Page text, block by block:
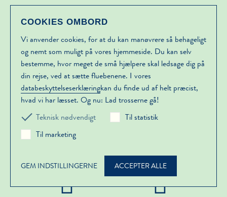
HUNDEVENLIG
Flaskepost – VORES
NYHEDSBREV
Til tilmelding
COOKIES OMBORD
Vi anvender cookies, for at du kan manøvrere så behageligt
og nemt som muligt på vores hjemmeside. Du kan selv
bestemme, hvor meget de små hjælpere skal ledsage dig på
din rejse, ved at sætte fluebenene. I vores
databeskyttelseserklæringkan du finde ud af helt præcist,
hvad vi har læsset. Og nu: Lad trosserne gå!
Teknisk nødvendigt
Til statistik
Til marketing
GEM INDSTILLINGERNE ACCEPTER ALLE